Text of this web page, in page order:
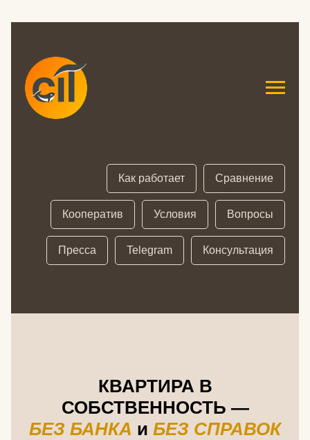
Как работает Сравнение
Кооператив Условия Вопросы
Пресса Telegram Консультация
КВАРТИРА В
СОБСТВЕННОСТЬ —
БЕЗ БАНКА и БЕЗ СПРАВОК